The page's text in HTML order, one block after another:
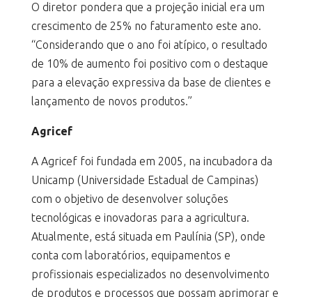
O diretor pondera que a projeção inicial era um
crescimento de 25% no faturamento este ano.
“Considerando que o ano foi atípico, o resultado
de 10% de aumento foi positivo com o destaque
para a elevação expressiva da base de clientes e
lançamento de novos produtos.”
Agricef
A Agricef foi fundada em 2005, na incubadora da
Unicamp (Universidade Estadual de Campinas)
com o objetivo de desenvolver soluções
tecnológicas e inovadoras para a agricultura.
Atualmente, está situada em Paulínia (SP), onde
conta com laboratórios, equipamentos e
profissionais especializados no desenvolvimento
de produtos e processos que possam aprimorar e